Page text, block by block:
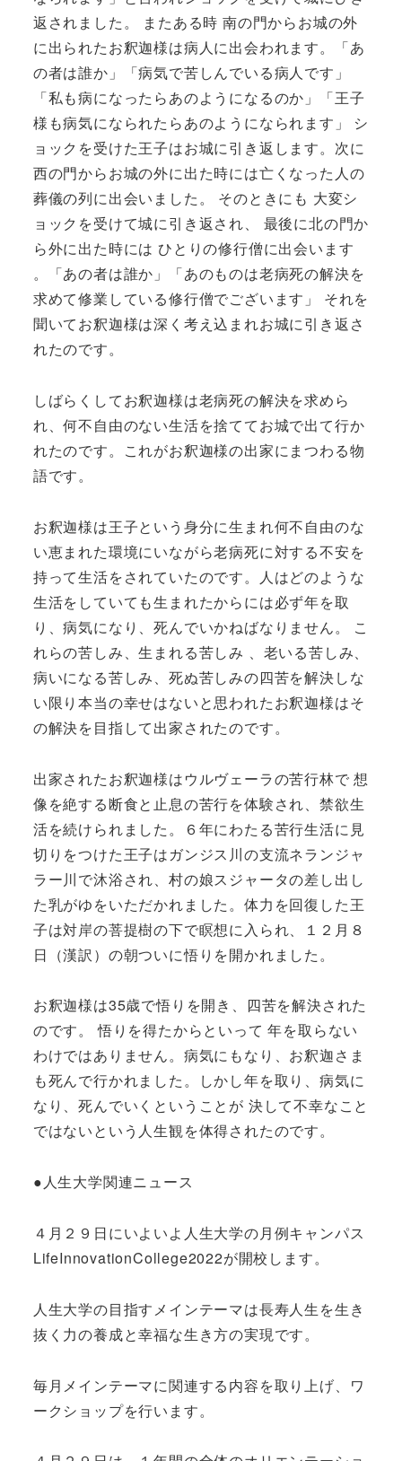
返されました。 またある時 南の門からお城の外
に出られたお釈迦様は病人に出会われます。「あ
の者は誰か」「病気で苦しんでいる病人です」
「私も病になったらあのようになるのか」「王子
様も病気になられたらあのようになられます」 シ
ョックを受けた王子はお城に引き返します。次に
西の門からお城の外に出た時には亡くなった人の
葬儀の列に出会いました。 そのときにも 大変シ
ョックを受けて城に引き返され、 最後に北の門か
ら外に出た時には ひとりの修行僧に出会います
。「あの者は誰か」「あのものは老病死の解決を
求めて修業している修行僧でございます」 それを
聞いてお釈迦様は深く考え込まれお城に引き返さ
れたのです。
しばらくしてお釈迦様は老病死の解決を求めら
れ、何不自由のない生活を捨ててお城で出て行か
れたのです。これがお釈迦様の出家にまつわる物
語です。
お釈迦様は王子という身分に生まれ何不自由のな
い恵まれた環境にいながら老病死に対する不安を
持って生活をされていたのです。人はどのような
生活をしていても生まれたからには必ず年を取
り、病気になり、死んでいかねばなりません。 こ
れらの苦しみ、生まれる苦しみ 、老いる苦しみ、
病いになる苦しみ、死ぬ苦しみの四苦を解決しな
い限り本当の幸せはないと思われたお釈迦様はそ
の解決を目指して出家されたのです。
出家されたお釈迦様はウルヴェーラの苦行林で 想
像を絶する断食と止息の苦行を体験され、禁欲生
活を続けられました。６年にわたる苦行生活に見
切りをつけた王子はガンジス川の支流ネランジャ
ラー川で沐浴され、村の娘スジャータの差し出し
た乳がゆをいただかれました。体力を回復した王
子は対岸の菩提樹の下で瞑想に入られ、１２月８
日（漢訳）の朝ついに悟りを開かれました。
お釈迦様は35歳で悟りを開き、四苦を解決された
のです。 悟りを得たからといって 年を取らない
わけではありません。病気にもなり、お釈迦さま
も死んで行かれました。しかし年を取り、病気に
なり、死んでいくということが 決して不幸なこと
ではないという人生観を体得されたのです。
●人生大学関連ニュース
４月２９日にいよいよ人生大学の月例キャンパス
LifeInnovationCollege2022が開校します。
人生大学の目指すメインテーマは長寿人生を生き
抜く力の養成と幸福な生き方の実現です。
毎月メインテーマに関連する内容を取り上げ、ワ
ークショップを行います。